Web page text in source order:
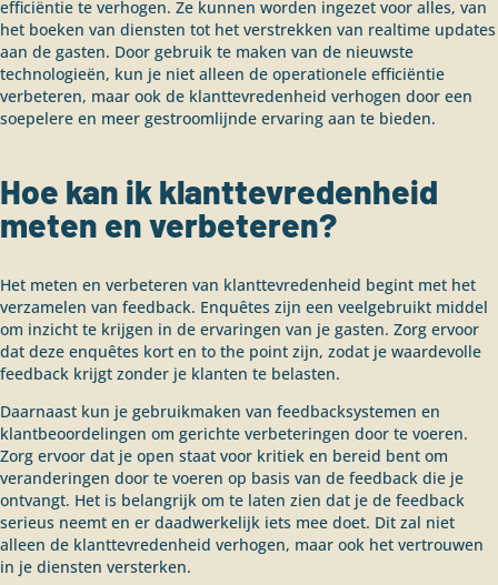
efficiëntie te verhogen. Ze kunnen worden ingezet voor alles, van
het boeken van diensten tot het verstrekken van realtime updates
aan de gasten. Door gebruik te maken van de nieuwste
technologieën, kun je niet alleen de operationele efficiëntie
verbeteren, maar ook de klanttevredenheid verhogen door een
soepelere en meer gestroomlijnde ervaring aan te bieden.
Hoe kan ik klanttevredenheid
meten en verbeteren?
Het meten en verbeteren van klanttevredenheid begint met het
verzamelen van feedback. Enquêtes zijn een veelgebruikt middel
om inzicht te krijgen in de ervaringen van je gasten. Zorg ervoor
dat deze enquêtes kort en to the point zijn, zodat je waardevolle
feedback krijgt zonder je klanten te belasten.
Daarnaast kun je gebruikmaken van feedbacksystemen en
klantbeoordelingen om gerichte verbeteringen door te voeren.
Zorg ervoor dat je open staat voor kritiek en bereid bent om
veranderingen door te voeren op basis van de feedback die je
ontvangt. Het is belangrijk om te laten zien dat je de feedback
serieus neemt en er daadwerkelijk iets mee doet. Dit zal niet
alleen de klanttevredenheid verhogen, maar ook het vertrouwen
in je diensten versterken.